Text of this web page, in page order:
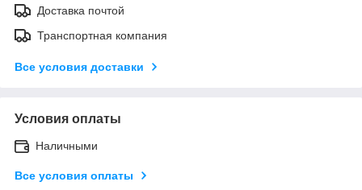
Доставка почтой
Транспортная компания
Все условия доставки
Условия оплаты
Наличными
Все условия оплаты